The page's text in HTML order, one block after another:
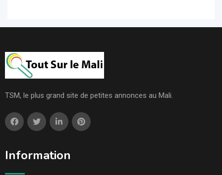
TSM, le plus grand site de petites annonces au Mali.
Information